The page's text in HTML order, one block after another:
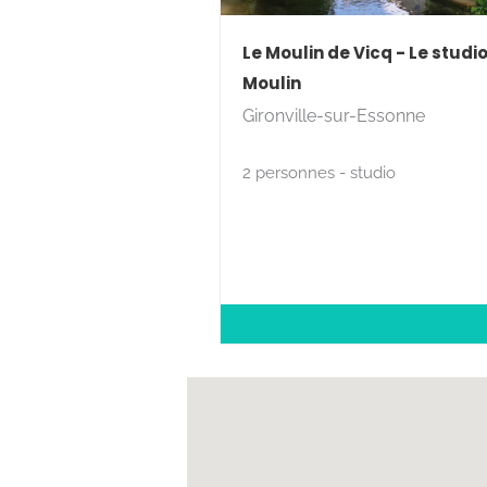
Le Moulin de Vicq - Le
Moulin
Gironville-sur-Essonne
2 personnes - studio